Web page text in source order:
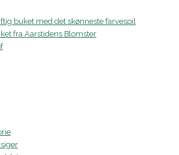
buket med det skønneste farvespil